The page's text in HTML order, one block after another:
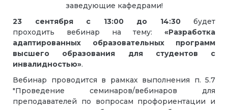
заведующие кафедрами!
23 сентября с 13:00 до 14:30 будет
проходить вебинар на тему: «Разработка
адаптированных образовательных программ
высшего образования для студентов с
инвалидностью».
Вебинар проводится в рамках выполнения п. 5.7
"Проведение семинаров/вебинаров для
преподавателей по вопросам профориентации и